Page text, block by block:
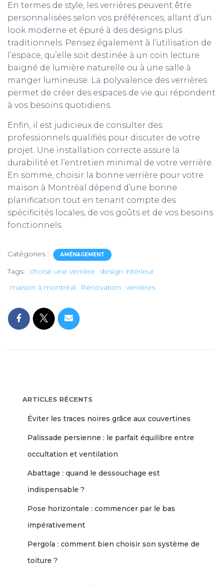
En termes de style, les verrières peuvent être
personnalisées selon vos préférences, allant d’un
look moderne et épuré à des designs plus
traditionnels. Pensez également à l’utilisation de
l’espace, qu’elle soit destinée à un coin lecture
baigné de lumière naturelle ou à une salle à
manger lumineuse. La polyvalence des verrières
permet de créer des espaces de vie qui répondent
à vos besoins quotidiens.
Enfin, il est judicieux de consulter des
professionnels qualifiés pour discuter de votre
projet. Une installation correcte assure la
durabilité et l’entretien minimal de votre verrière.
En somme, choisir la bonne verrière pour votre
maison à Montréal dépend d’une bonne
planification tout en tenant compte des
spécificités locales, de vos goûts et de vos besoins
fonctionnels.
Catégories : AMÉNAGEMENT
Tags: choisir une verrière
design intérieur
maison à montréal
Rénovation verrières
ARTICLES RÉCENTS
Éviter les traces noires grâce aux couvertines
Palissade persienne : le parfait équilibre entre
occultation et ventilation
Abattage : quand le dessouchage est
indispensable ?
Pose horizontale : commencer par le bas
impérativement
Pergola : comment bien choisir son système de
toiture ?